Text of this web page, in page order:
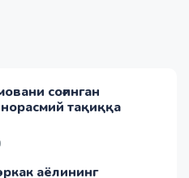
соғинган
тақиққа
аёлининг